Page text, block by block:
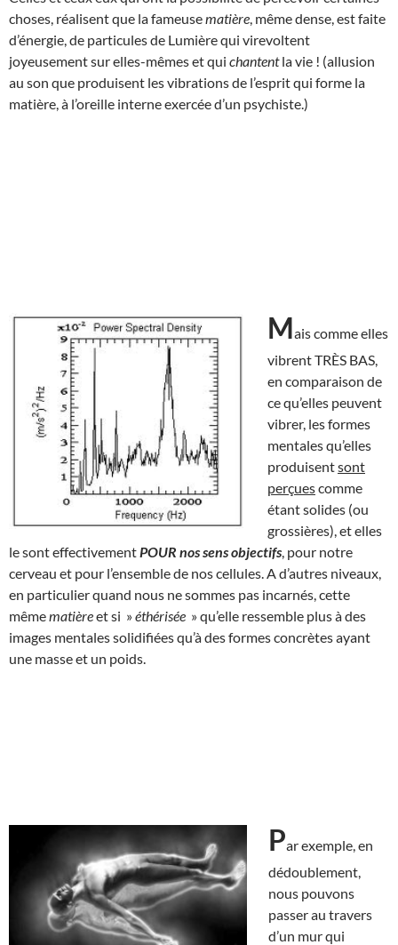
choses, réalisent que la fameusematière , même dense, est faite
d’énergie, de particules de Lumière qui virevoltent
joyeusement sur elles-mêmes et qui chantentla vie ! (allusion
au son que produisent les vibrations de l’esprit qui forme la
matière, à l’oreille interne exercée d’un psychiste.)
Mais comme elles
vibrent TRÈS BAS,
en comparaison de
ce qu’elles peuvent
vibrer, les formes
mentales qu’elles
produisentsont
perçuescomme
étant solides (ou
grossières), et elles
le sont effectivement POUR nos sens objectifs , pour notre
cerveau et pour l’ensemble de nos cellules. A d’autres niveaux,
en particulier quand nous ne sommes pas incarnés, cette
mêmematièreet si »éthérisée » qu’elle ressemble plus à des
images mentales solidifiées qu’à des formes concrètes ayant
une masse et un poids.
Par exemple, en
dédoublement,
nous pouvons
passer au travers
d’un mur qui